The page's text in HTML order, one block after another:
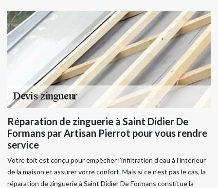
Réparation de zinguerie à Saint Didier De
Formans par Artisan Pierrot pour vous rendre
service
Votre toit est conçu pour empêcher l’infiltration d’eau à l’intérieur
de la maison et assurer votre confort. Mais si ce n’est pas le cas, la
réparation de zinguerie à Saint Didier De Formans constitue la